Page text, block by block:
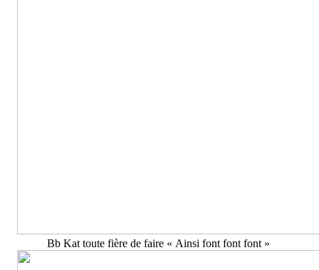
Bb Kat toute fière de faire « Ainsi font font font »